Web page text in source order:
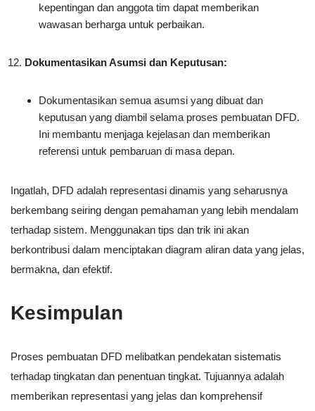
kepentingan dan anggota tim dapat memberikan
wawasan berharga untuk perbaikan.
Dokumentasikan Asumsi dan Keputusan:
Dokumentasikan semua asumsi yang dibuat dan
keputusan yang diambil selama proses pembuatan DFD.
Ini membantu menjaga kejelasan dan memberikan
referensi untuk pembaruan di masa depan.
Ingatlah, DFD adalah representasi dinamis yang seharusnya
berkembang seiring dengan pemahaman yang lebih mendalam
terhadap sistem. Menggunakan tips dan trik ini akan
berkontribusi dalam menciptakan diagram aliran data yang jelas,
bermakna, dan efektif.
Kesimpulan
Proses pembuatan DFD melibatkan pendekatan sistematis
terhadap tingkatan dan penentuan tingkat. Tujuannya adalah
memberikan representasi yang jelas dan komprehensif